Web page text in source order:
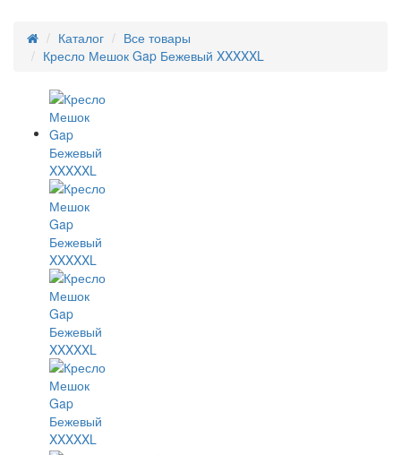
Каталог
Все товары
Кресло Мешок Gap Бежевый XXXXXL